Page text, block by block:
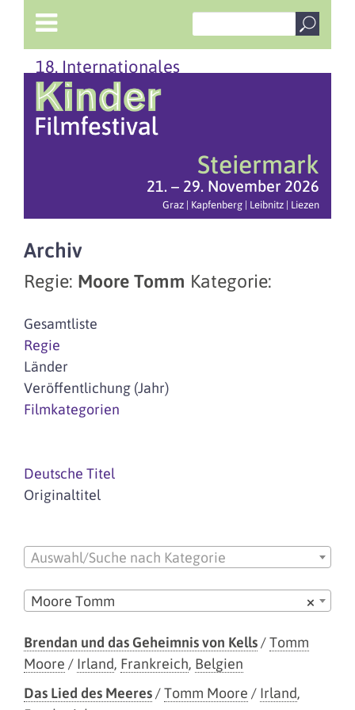
18. Internationales
Steiermark
21. – 29. November 2026
Graz | Kapfenberg | Leibnitz | Liezen
Archiv
Regie: Moore Tomm Kategorie:
Gesamtliste
Regie
Länder
Veröffentlichung (Jahr)
Filmkategorien
Deutsche Titel
Originaltitel
Auswahl/Suche nach Kategorie
×
Moore Tomm
Brendan und das Geheimnis von Kells/Tomm
Moore / Irland, Frankreich, Belgien
Das Lied des Meeres/Tomm Moore / Irland,